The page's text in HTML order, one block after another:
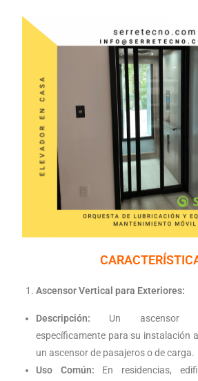
Ascensor Vertical para Exteriores:
Descripción: Un ascensor
específicamente para su instalación
un ascensor de pasajeros o de carga.
Uso Común: En residencias,